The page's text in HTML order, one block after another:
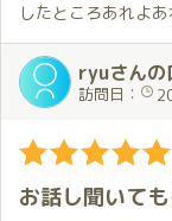
僕がやりたいと言
れて、時間感覚が
で、たっぷり楽し
の？と感じるほど
いろいろな場所で
けでも十分なのに
くら☺️
したところあれよ
送迎の方、お店の
初めてな私でもリラ
いざご対面の折、
美しさと神々しさ
感が一気に高まり頭
そんな私を察して
げで、緊張の糸は
ryuさんの
訪問日：
お話し聞いて